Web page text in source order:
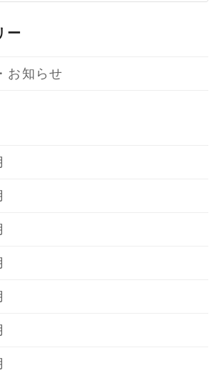
ー
お知らせ